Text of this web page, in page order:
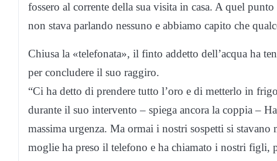
fossero al corrente della sua visita in casa. A quel
non stava parlando nessuno e abbiamo capito che
Chiusa la «telefonata», il finto addetto dell’acqua ha
per concludere il suo raggiro.
“Ci ha detto di prendere tutto l’oro e di metterlo in
durante il suo intervento – spiega ancora la coppia –
massima urgenza. Ma ormai i nostri sospetti si
moglie ha preso il telefono e ha chiamato i nostri figli,